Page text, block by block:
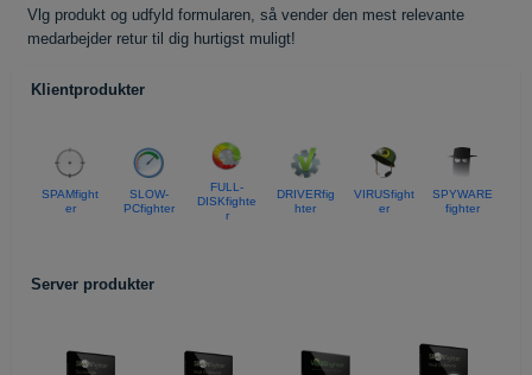
Vlg produkt og udfyld formularen, så vender den mest relevante
medarbejder retur til dig hurtigst muligt!
Klientprodukter
SPAMfight
er
SLOW-
PCfighter
FULL-
DISKfighte
r
DRIVERfig
hter
VIRUSfight
er
SPYWARE
fighter
Server produkter